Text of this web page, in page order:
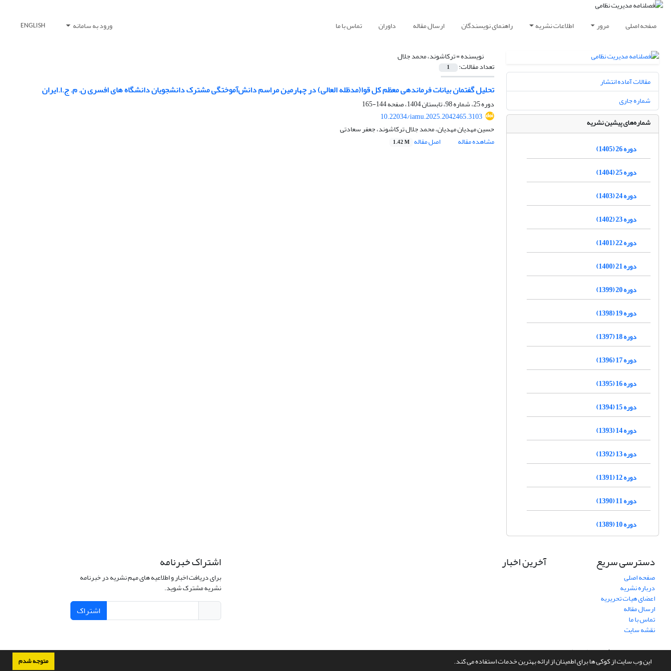
این وب سایت از کوکی ها برای اطمینان از ارائه بهترین خدمات استفاده می کند. متوجه شدم
صفحه اصلی مرور اطلاعات نشریه راهنمای نویسندگان ارسال مقاله داوران تماس با ما ورود به سامانه ENGLISH
نویسنده =ترکاشوند، محمد جلال
تعداد مقالات: 1
تحلیل گفتمان بیانات فرماندهی معظم کل قوا(مدظله العالی) در چهارمین مراسم دانش‌آموختگی مشترک دانشجویان دانشگاه های افسری ن. م. ج.ا.ایران
دوره 25، شماره 98، تابستان 1404، صفحه
144-165
10.22034/iamu.2025.2042465.3103
حسین مهدیان مهدیان، محمد جلال ترکاشوند، جعفر سعادتی
مشاهده مقاله
اصل مقاله 1.42 M
مقالات آماده انتشار
شماره جاری
شماره‌های پیشین نشریه
دوره 26 (1405)
دوره 25 (1404)
دوره 24 (1403)
دوره 23 (1402)
دوره 22 (1401)
دوره 21 (1400)
دوره 20 (1399)
دوره 19 (1398)
دوره 18 (1397)
دوره 17 (1396)
دوره 16 (1395)
دوره 15 (1394)
دوره 14 (1393)
دوره 13 (1392)
دوره 12 (1391)
دوره 11 (1390)
دوره 10 (1389)
دسترسی سریع
صفحه اصلی
درباره نشریه
اعضای هیات تحریریه
ارسال مقاله
تماس با ما
نقشه سایت
آخرین اخبار اشتراک خبرنامه
برای دریافت اخبار و اطلاعیه های مهم نشریه در خبرنامه
نشریه مشترک شوید.
اشتراک
سامانه مدیریت نشریات علمی.طراحی و پیاده سازی ازسیناوب